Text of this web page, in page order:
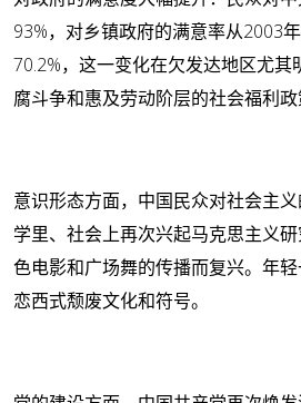
93%，对乡镇政府的满意率从2003
70.2%，这一变化在欠发达地区尤其
腐斗争和惠及劳动阶层的社会福利政
意识形态方面，中国民众对社会主
学里、社会上再次兴起马克思主义
色电影和广场舞的传播而复兴。年
恋西式颓废文化和符号。